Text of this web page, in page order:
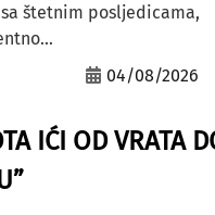
štetnim posljedicama,
04/08/2026
IĆI OD VRATA